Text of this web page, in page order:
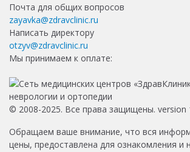
Почта для общих вопросов
zayavka@zdravclinic.ru
Написать директору
otzyv@zdravclinic.ru
Мы принимаем к оплате:
© 2008-2025. Все права защищены. version
Обращаем ваше внимание, что вся
цены, предоставлена для ознакомления и